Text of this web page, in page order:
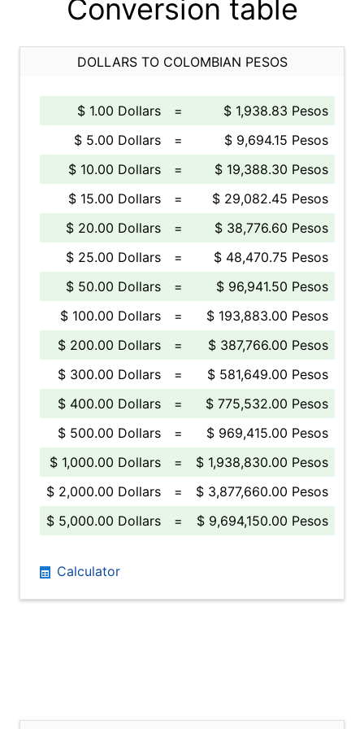
Conversion table
DOLLARS TO COLOMBIAN PESOS
$ 1.00 Dollars =
$ 1,938.83 Pesos
$ 5.00 Dollars
=
$ 9,694.15 Pesos
$ 10.00 Dollars
=
$ 19,388.30 Pesos
$ 15.00 Dollars
=
$ 29,082.45 Pesos
$ 20.00 Dollars
=
$ 38,776.60 Pesos
$ 25.00 Dollars
=
$ 48,470.75 Pesos
$ 50.00 Dollars
=
$ 96,941.50 Pesos
$ 100.00 Dollars
=
$ 193,883.00 Pesos
$ 200.00 Dollars
=
$ 387,766.00 Pesos
$ 300.00 Dollars
=
$ 581,649.00 Pesos
$ 400.00 Dollars
=
$ 775,532.00 Pesos
$ 500.00 Dollars
=
$ 969,415.00 Pesos
$ 1,000.00 Dollars
=
$ 1,938,830.00 Pesos
$ 2,000.00 Dollars
=
$ 3,877,660.00 Pesos
$ 5,000.00 Dollars
= $ 9,694,150.00 Pesos
Calculator